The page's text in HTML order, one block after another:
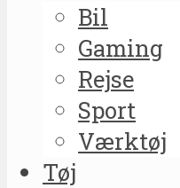
Bil
Gaming
Rejse
Sport
Værktøj
Tøj